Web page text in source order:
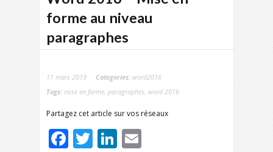
forme au niveau
paragraphes
11 mars 2019 Categories: word2016
Tags: mise en forme, paragraphes, word 2016
Partagez cet article sur vos réseaux
Facebook
TwitterLinkedIn